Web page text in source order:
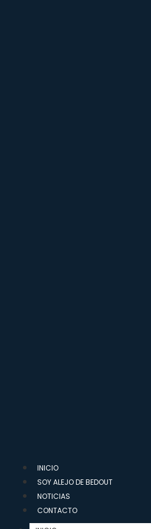
INICIO
SOY ALEJO DE BEDOUT
NOTICIAS
CONTACTO